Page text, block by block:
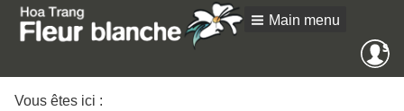
Main menu
SE
Vous êtes ici :